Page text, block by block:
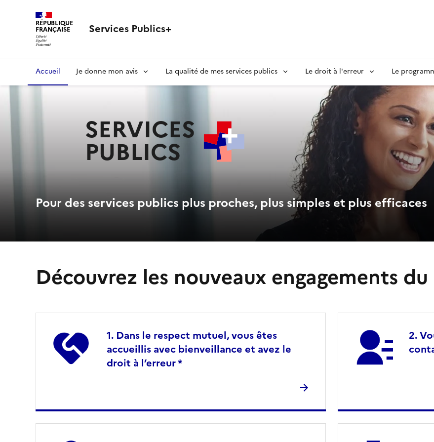
RÉPUBLIQUE
FRANÇAISE Services Publics+
principaleAccueil Je donne mon avis La qualité de mes services publics Le droit à l'erreur Le
SERVICES
PUBLICS
Pour des services publics plus proches, plus simples et plus efficaces
Découvrez les nouveaux engagements
Dans le respect mutuel, vous êtes
accueillis avec bienveillance et avez le
droit à l’erreur *